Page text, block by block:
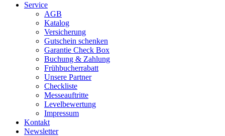
Service
AGB
Katalog
Versicherung
Gutschein schenken
Garantie Check Box
Buchung & Zahlung
Frühbucherrabatt
Unsere Partner
Checkliste
Messeauftritte
Levelbewertung
Impressum
Kontakt
Newsletter